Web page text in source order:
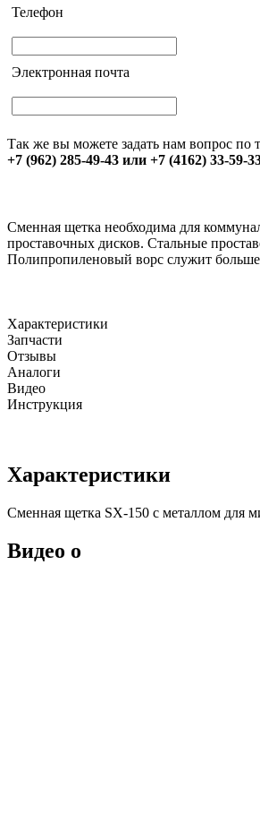
Телефон
Электронная почта
Так же вы можете задать нам вопрос по
+7 (962) 285-49-43 или +7 (4162) 33-59-
Сменная щетка необходима для
проставочных дисков. Стальные
Полипропиленовый ворс служит больше
Характеристики
Запчасти
Отзывы
Аналоги
Видео
Инструкция
Характеристики
Сменная щетка SX-150 с металлом для
Видео о